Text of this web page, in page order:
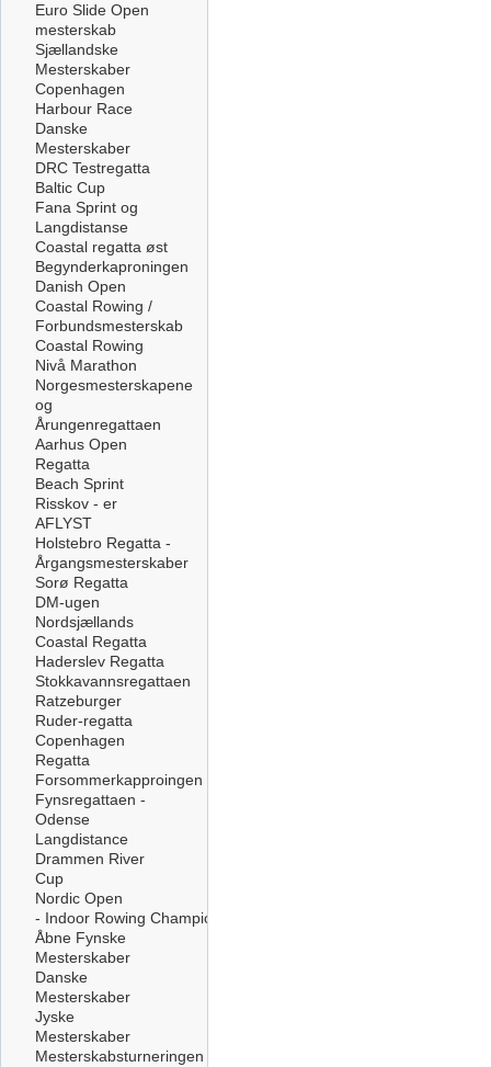
Euro Slide Open
mesterskab
Sjællandske
Mesterskaber
Copenhagen
Harbour Race
Danske
Mesterskaber
DRC Testregatta
Baltic Cup
Fana Sprint og
Langdistanse
Coastal regatta øst
Begynderkaproningen
Danish Open
Coastal Rowing /
Forbundsmesterskab
Coastal Rowing
Nivå Marathon
Norgesmesterskapene
og
Årungenregattaen
Aarhus Open
Regatta
Beach Sprint
Risskov - er
AFLYST
Holstebro Regatta -
Årgangsmesterskaber
Sorø Regatta
DM-ugen
Nordsjællands
Coastal Regatta
Haderslev Regatta
Stokkavannsregattaen
Ratzeburger
Ruder-regatta
Copenhagen
Regatta
Forsommerkapproingen
Fynsregattaen -
Odense
Langdistance
Drammen River
Cup
Nordic Open
- Indoor Rowing Championships
Åbne Fynske
Mesterskaber
Danske
Mesterskaber
Jyske
Mesterskaber
Mesterskabsturneringen